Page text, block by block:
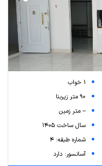
1 خواب
90 متر زیربنا
-- متر زمین
سال ساخت 1405
شماره طبقه: 4
آسانسور: دارد